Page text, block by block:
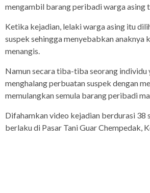
mengambil barang peribadi warga asing
Ketika kejadian, lelaki warga asing itu
suspek sehingga menyebabkan anaknya
menangis.
Namun secara tiba-tiba seorang individu
menghalang perbuatan suspek dengan
memulangkan semula barang peribadi
Difahamkan video kejadian berdurasi 38
berlaku di Pasar Tani Guar Chempedak,